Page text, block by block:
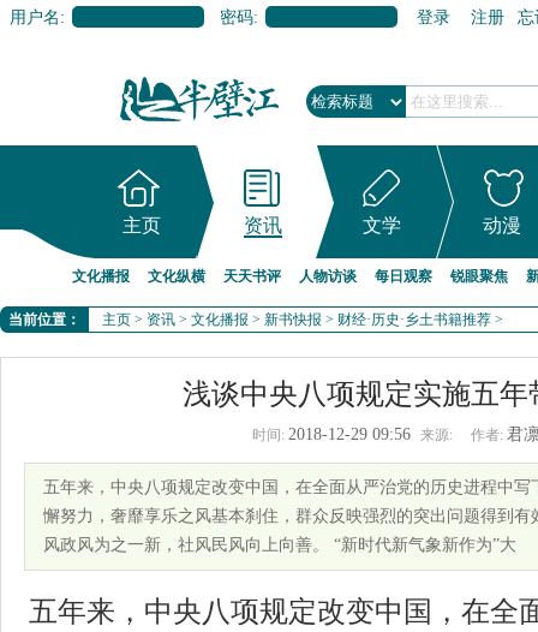
用户名: 密码: 登录 注册 忘
主页 资讯 文学 动漫
文化播报 文化纵横 天天书评 人物访谈 每日观察 锐眼聚焦
当前位置： 主页 > 资讯 > 文化播报 > 新书快报 > 财经·历史·乡土书籍推荐 >
浅谈中央八项规定实施五年
时间: 2018-12-29 09:56 来源: 作者: 君
五年来，中央八项规定改变中国，在全面从严治党的历史进程中
懈努力，奢靡享乐之风基本刹住，群众反映强烈的突出问题得到
风政风为之一新，社风民风向上向善。 “新时代新气象新作为”大
五年来，中央八项规定改变中国，在全